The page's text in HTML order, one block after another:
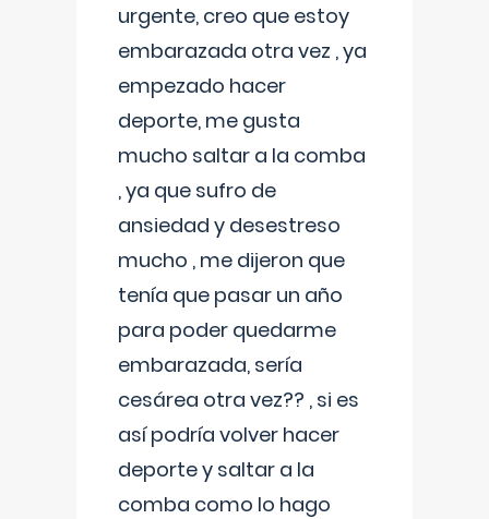
urgente, creo que estoy
embarazada otra vez , ya
empezado hacer
deporte, me gusta
mucho saltar a la comba
, ya que sufro de
ansiedad y desestreso
mucho , me dijeron que
tenía que pasar un año
para poder quedarme
embarazada, sería
cesárea otra vez?? , si es
así podría volver hacer
deporte y saltar a la
comba como lo hago